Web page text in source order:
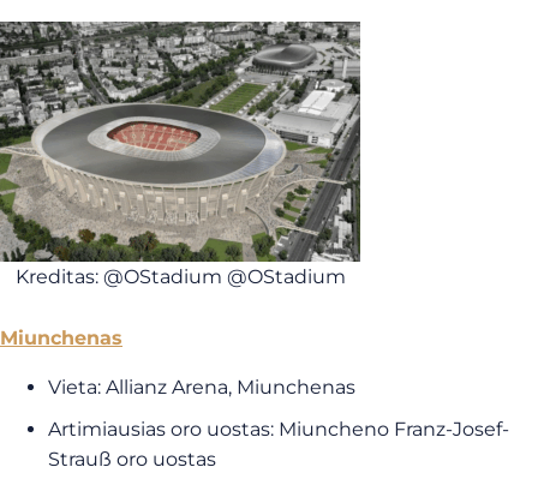
Kreditas: @OStadium @OStadium
Miunchenas
Vieta: Allianz Arena, Miunchenas
Artimiausias oro uostas: Miuncheno Franz-Josef-
Strauß oro uostas